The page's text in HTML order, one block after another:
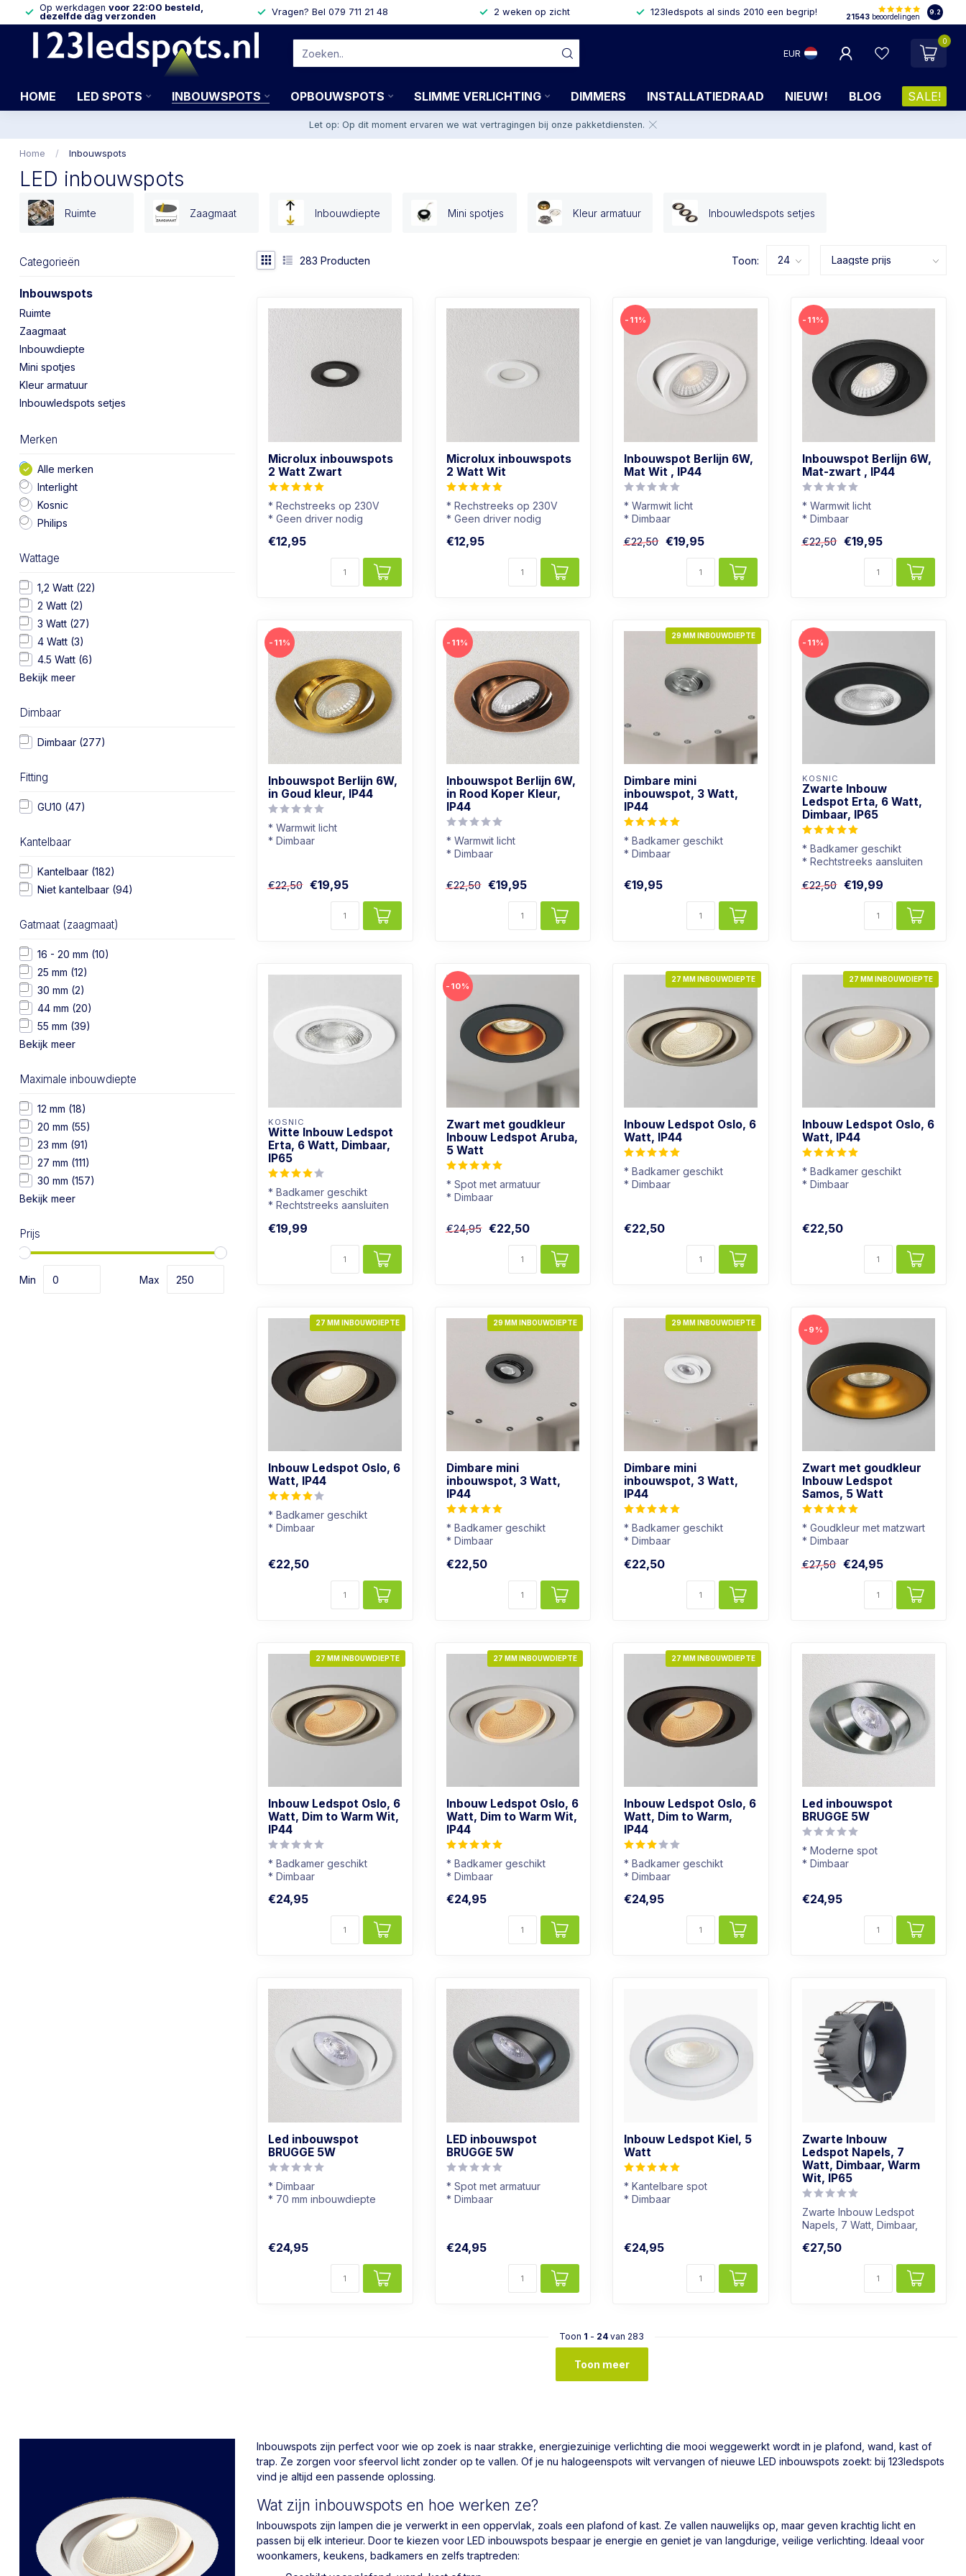
Op werkdagen voor 22:00 besteld,
dezelfde dag verzonden
Vragen? Bel 079 711 21 48 2 weken op zicht 123ledspots al sinds 2010 een begrip! 21543 beoordelingen
9.2
EUR
0
HOME LED SPOTS INBOUWSPOTS OPBOUWSPOTS SLIMME VERLICHTING DIMMERS INSTALLATIEDRAAD NIEUW! BLOG SALE!
Let op: Op dit moment ervaren we wat vertragingen bij onze pakketdiensten.
Home / Inbouwspots
LED inbouwspots
Ruimte Zaagmaat Inbouwdiepte Mini spotjes Kleur armatuur Inbouwledspots setjes
Categorieën
Inbouwspots
Ruimte
Zaagmaat
Inbouwdiepte
Mini spotjes
Kleur armatuur
Inbouwledspots setjes
Merken
Alle merken
Interlight
Kosnic
Philips
Wattage
1,2 Watt (22)
2 Watt (2)
3 Watt (27)
4 Watt (3)
4.5 Watt (6)
Bekijk meer
Dimbaar
Dimbaar (277)
Fitting
GU10 (47)
Kantelbaar
Kantelbaar (182)
Niet kantelbaar (94)
Gatmaat (zaagmaat)
16 - 20 mm (10)
25 mm (12)
30 mm (2)
44 mm (20)
55 mm (39)
Bekijk meer
Maximale inbouwdiepte
12 mm (18)
20 mm (55)
23 mm (91)
27 mm (111)
30 mm (157)
Bekijk meer
Prijs
Min Max
283 Producten Toon:
Microlux inbouwspots
2 Watt Zwart
* Rechstreeks op 230V
* Geen driver nodig
* Mini spotje
€12,95
Microlux inbouwspots
2 Watt Wit
* Rechstreeks op 230V
* Geen driver nodig
* Mini spotje
€12,95
-11%
Inbouwspot Berlijn 6W,
Mat Wit , IP44
* Warmwit licht
* Dimbaar
* In mat-witte kleur
€22,50 €19,95
-11%
Inbouwspot Berlijn 6W,
Mat-zwart , IP44
* Warmwit licht
* Dimbaar
* In mat-zwarte kleur
€22,50 €19,95
-11%
Inbouwspot Berlijn 6W,
in Goud kleur, IP44
* Warmwit licht
* Dimbaar
€22,50 €19,95
-11%
Inbouwspot Berlijn 6W,
in Rood Koper Kleur,
IP44
* Warmwit licht
* Dimbaar
* In rood koper kleur
€22,50 €19,95
29 MM INBOUWDIEPTE
Dimbare mini
inbouwspot, 3 Watt,
IP44
* Badkamer geschikt
* Dimbaar
* Aluminium kleur
€19,95
-11%
KOSNIC
Zwarte Inbouw
Ledspot Erta, 6 Watt,
Dimbaar, IP65
* Badkamer geschikt
* Rechtstreeks aansluiten
* Goed dimbaar
€22,50 €19,99
KOSNIC
Witte Inbouw Ledspot
Erta, 6 Watt, Dimbaar,
IP65
* Badkamer geschikt
* Rechtstreeks aansluiten
* Goed dimbaar
€19,99
-10%
Zwart met goudkleur
Inbouw Ledspot Aruba,
5 Watt
* Spot met armatuur
* Dimbaar
* Zwart met goudkleur
€24,95 €22,50
27 MM INBOUWDIEPTE
Inbouw Ledspot Oslo, 6
Watt, IP44
* Badkamer geschikt
* Dimbaar
€22,50
27 MM INBOUWDIEPTE
Inbouw Ledspot Oslo, 6
Watt, IP44
* Badkamer geschikt
* Dimbaar
€22,50
27 MM INBOUWDIEPTE
Inbouw Ledspot Oslo, 6
Watt, IP44
* Badkamer geschikt
* Dimbaar
€22,50
29 MM INBOUWDIEPTE
Dimbare mini
inbouwspot, 3 Watt,
IP44
* Badkamer geschikt
* Dimbaar
* Zwart armatuur
€22,50
29 MM INBOUWDIEPTE
Dimbare mini
inbouwspot, 3 Watt,
IP44
* Badkamer geschikt
* Dimbaar
* Wit armatuur
€22,50
-9%
Zwart met goudkleur
Inbouw Ledspot
Samos, 5 Watt
* Goudkleur met matzwart
* Dimbaar
* Moderne uitstraling
€27,50 €24,95
27 MM INBOUWDIEPTE
Inbouw Ledspot Oslo, 6
Watt, Dim to Warm Wit,
IP44
* Badkamer geschikt
* Dimbaar
* Rvs kleur armatuur
€24,95
27 MM INBOUWDIEPTE
Inbouw Ledspot Oslo, 6
Watt, Dim to Warm Wit,
IP44
* Badkamer geschikt
* Dimbaar
* Wit armatuur
€24,95
27 MM INBOUWDIEPTE
Inbouw Ledspot Oslo, 6
Watt, Dim to Warm,
IP44
* Badkamer geschikt
* Dimbaar
* Zwart armatuur
€24,95
Led inbouwspot
BRUGGE 5W
* Moderne spot
* Dimbaar
€24,95
Led inbouwspot
BRUGGE 5W
* Dimbaar
* 70 mm inbouwdiepte
€24,95
LED inbouwspot
BRUGGE 5W
* Spot met armatuur
* Dimbaar
€24,95
Inbouw Ledspot Kiel, 5
Watt
* Kantelbare spot
* Dimbaar
€24,95
Zwarte Inbouw
Ledspot Napels, 7
Watt, Dimbaar, Warm
Wit, IP65
Zwarte Inbouw Ledspot
Napels, 7 Watt, Dimbaar,
€27,50
Toon 1 - 24 van 283
Toon meer
Inbouwspots zijn perfect voor wie op zoek is naar strakke, energiezuinige verlichting die mooi weggewerkt wordt in je plafond, wand, kast of
trap. Ze zorgen voor sfeervol licht zonder op te vallen. Of je nu halogeenspots wilt vervangen of nieuwe LED inbouwspots zoekt: bij 123ledspots
vind je altijd een passende oplossing.
Wat zijn inbouwspots en hoe werken ze?
Inbouwspots zijn lampen die je verwerkt in een oppervlak, zoals een plafond of kast. Ze vallen nauwelijks op, maar geven krachtig licht en
passen bij elk interieur. Door te kiezen voor LED inbouwspots bespaar je energie en geniet je van langdurige, veilige verlichting. Ideaal voor
woonkamers, keukens, badkamers en zelfs traptreden: